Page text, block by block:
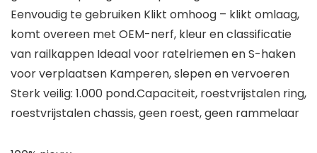
Eenvoudig te gebruiken Klikt omhoog – klikt omlaag,
komt overeen met OEM-nerf, kleur en classificatie
van railkappen Ideaal voor ratelriemen en S-haken
voor verplaatsen Kamperen, slepen en vervoeren
Sterk veilig: 1.000 pond.Capaciteit, roestvrijstalen ring,
roestvrijstalen chassis, geen roest, geen rammelaar